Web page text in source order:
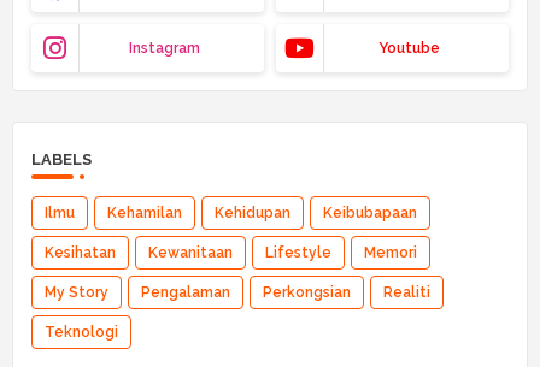
Instagram Youtube
LABELS
Ilmu Kehamilan Kehidupan Keibubapaan
Kesihatan Kewanitaan Lifestyle Memori
My Story Pengalaman Perkongsian Realiti
Teknologi